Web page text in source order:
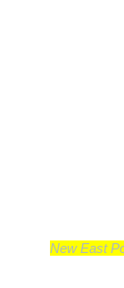
New East